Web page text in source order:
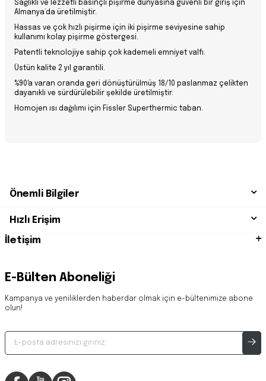
Sağlıklı ve lezzetli basınçlı pişirme dünyasına güvenli bir giriş için
Almanya’da üretilmiştir.
Hassas ve çok hızlı pişirme için iki pişirme seviyesine sahip
kullanımı kolay pişirme göstergesi.
Patentli teknolojiye sahip çok kademeli emniyet valfı.
Üstün kalite 2 yıl garantili.
%90'a varan oranda geri dönüştürülmüş 18/10 paslanmaz çelikten
dayanıklı ve sürdürülebilir şekilde üretilmiştir.
Homojen ısı dağılımı için Fissler Superthermic taban.
Önemli Bilgiler
Hızlı Erişim
İletişim
E-Bülten Aboneliği
Kampanya ve yeniliklerden haberdar olmak için e-bültenimize abone
olun!